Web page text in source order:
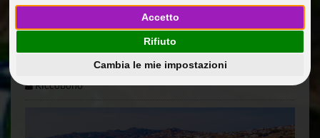
Accetto
Rifiuto
Cambia le mie impostazioni
Diario di viaggio: Spagna, Baleari e Francia a bordo di
MSC DIVINA 5*
Riccobono